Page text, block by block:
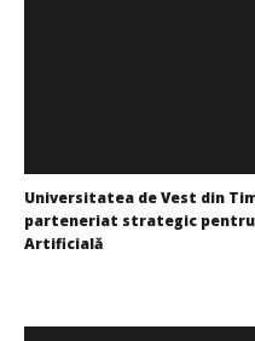
Universitatea de Vest din
parteneriat strategic
Artificială